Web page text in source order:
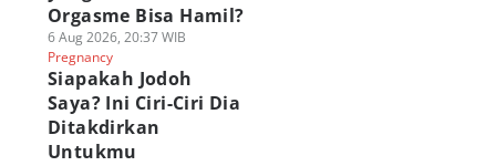
Orgasme Bisa Hamil?
6 Aug 2026, 20:37 WIB
Pregnancy
Siapakah Jodoh
Saya? Ini Ciri-Ciri Dia
Ditakdirkan
Untukmu